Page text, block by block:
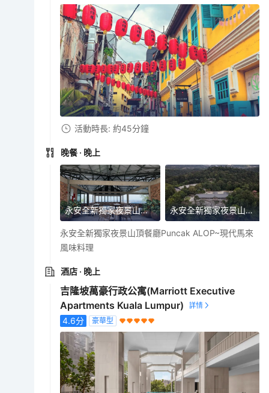
活動時長: 約45分鐘
晚餐 · 晚上
永安全新獨家夜景山頂餐廳Puncak ALOP~現代馬來風味料理 永安全新獨家夜景山頂餐廳Puncak ALOP~現代馬來風味料理
永安全新獨家夜景山頂餐廳Puncak ALOP~現代馬來
風味料理
酒店 · 晚上
吉隆坡萬豪行政公寓(Marriott Executive
Apartments Kuala Lumpur)
4.6分 豪華型